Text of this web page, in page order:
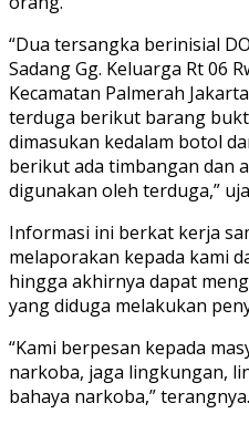
“Dua tersangka berinisial
Sadang Gg. Keluarga Rt 06
Kecamatan Palmerah
terduga berikut barang
dimasukan kedalam botol
berikut ada timbangan dan
digunakan oleh terduga,”
Informasi ini berkat kerja
melaporakan kepada kami
hingga akhirnya dapat
yang diduga melakukan
“Kami berpesan kepada
narkoba, jaga lingkungan,
bahaya narkoba,” terangnya.